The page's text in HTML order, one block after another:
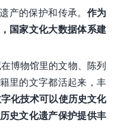
产的保护和传承。 作为
国家文化大数据体系建
博物馆里的文物、陈列
里的文字都活起来，丰
化技术可以使历史文化
史文化遗产保护提供丰